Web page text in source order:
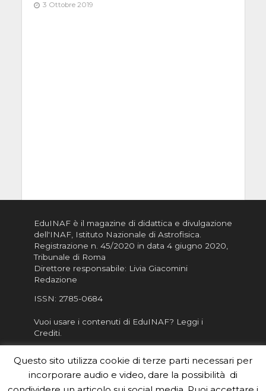
3 Ottobre 2019
EduINAF è il magazine di didattica e divulgazione
dell'INAF, Istituto Nazionale di Astrofisica
Registrazione n. 45/2020 in data 4 giugno 2020,
Tribunale di Roma
Direttore responsabile: Livia Giacomini
Redazione
ISSN: 2785-0684
Vuoi usare i contenuti di EduINAF? Leggi i
Crediti.
Informatva sui Cookie
Per la rubrica de l'Astronomo risponde, per
Questo sito utilizza cookie di terze parti necessari per
incorporare audio e video, dare la possibilità di